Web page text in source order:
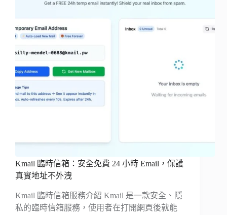
Kmail 臨時信箱：安全免費 24 小時 Email，保護
真實地址不外洩
Kmail 臨時信箱服務介紹 Kmail 是一款安全、隱
私的臨時信箱服務，使用者在打開網頁後就能